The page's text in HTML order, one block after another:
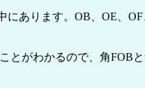
にあります。OB、OE、
とがわかるので、角FOB